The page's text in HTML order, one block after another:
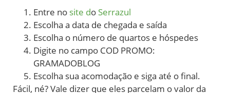
Entre no site do Serrazul
Escolha a data de chegada e saída
Escolha o número de quartos e hóspedes
Digite no campo COD PROMO:
GRAMADOBLOG
Escolha sua acomodação e siga até o final.
Fácil, né? Vale dizer que eles parcelam o valor da